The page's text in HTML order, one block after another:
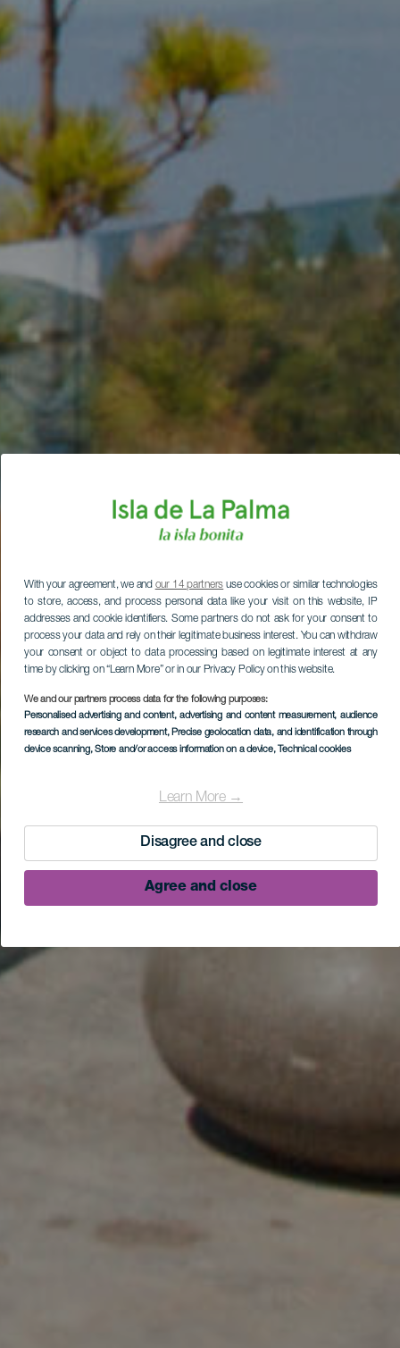
With your agreement, we and our 14 partners use cookies or similar technologies
to store, access, and process personal data like your visit on this website, IP
addresses and cookie identifiers. Some partners do not ask for your consent to
process your data and rely on their legitimate business interest. You can withdraw
your consent or object to data processing based on legitimate interest at any
time by clicking on “Learn More” or in our Privacy Policy on this website.
We and our partners process data for the following purposes:
Personalised advertising and content, advertising and content measurement, audience
research and services development, Precise geolocation data, and identification through
device scanning, Store and/or access information on a device, Technical cookies
Learn More →
Disagree and close
Agree and close